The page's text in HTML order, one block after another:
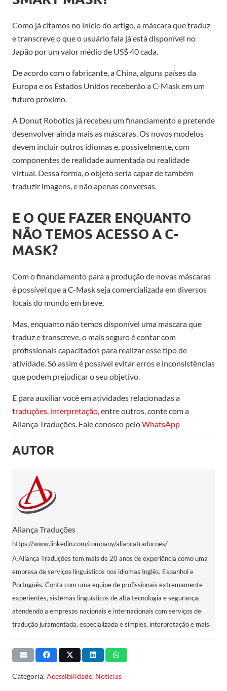
Como já citamos no início do artigo, a máscara que traduz
e transcreve o que o usuário fala já está disponível no
Japão por um valor médio de US$ 40 cada.
De acordo com o fabricante, a China, alguns países da
Europa e os Estados Unidos receberão a C-Mask em um
futuro próximo.
A Donut Robotics já recebeu um financiamento e pretende
desenvolver ainda mais as máscaras. Os novos modelos
devem incluir outros idiomas e, possivelmente, com
componentes de realidade aumentada ou realidade
virtual. Dessa forma, o objeto seria capaz de também
traduzir imagens, e não apenas conversas.
E O QUE FAZER ENQUANTO
NÃO TEMOS ACESSO A C-
MASK?
Com o financiamento para a produção de novas máscaras
é possível que a C-Mask seja comercializada em diversos
locais do mundo em breve.
Mas, enquanto não temos disponível uma máscara que
traduz e transcreve, o mais seguro é contar com
profissionais capacitados para realizar esse tipo de
atividade. Só assim é possível evitar erros e inconsistências
que podem prejudicar o seu objetivo.
E para auxiliar você em atividades relacionadas a
traduções, interpretação, entre outros, conte com a
Aliança Traduções. Fale conosco peloWhatsApp
AUTOR
Aliança Traduções
https://www.linkedin.com/company/aliancatraducoes/
A Aliança Traduções tem mais de 20 anos de experiência como uma
empresa de serviços linguísticos nos idiomas Inglês, Espanhol e
Português. Conta com uma equipe de profissionais extremamente
experientes, sistemas linguísticos de alta tecnologia e segurança,
atendendo a empresas nacionais e internacionais com serviços de
tradução juramentada, especializada e simples, interpretação e mais.
Categoria: Acessibilidade, Notícias